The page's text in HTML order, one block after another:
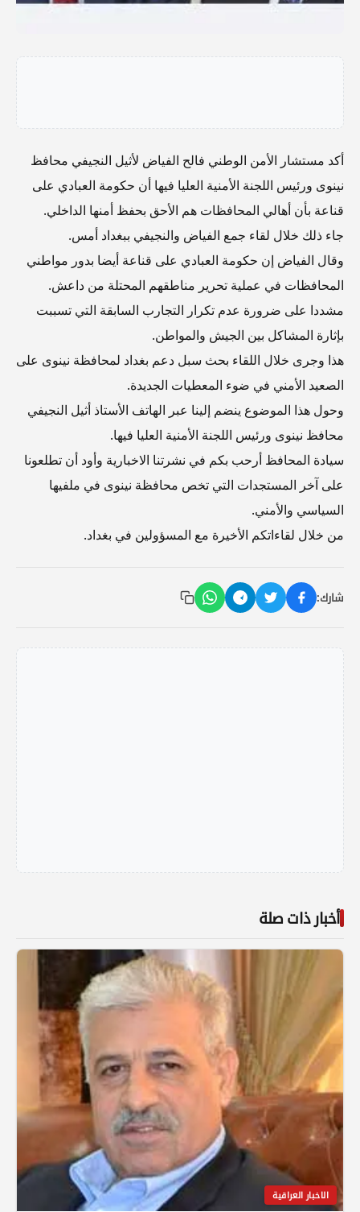
أكد مستشار الأمن الوطني فالح الفياض لأثيل النجيفي محافظ
نينوى ورئيس اللجنة الأمنية العليا فيها أن حكومة العبادي على
قناعة بأن أهالي المحافظات هم الأحق بحفظ أمنها الداخلي.
جاء ذلك خلال لقاء جمع الفياض والنجيفي ببغداد أمس.
وقال الفياض إن حكومة العبادي على قناعة أيضا بدور مواطني
المحافظات في عملية تحرير مناطقهم المحتلة من داعش.
مشددا على ضرورة عدم تكرار التجارب السابقة التي تسببت
بإثارة المشاكل بين الجيش والمواطن.
هذا وجرى خلال اللقاء بحث سبل دعم بغداد لمحافظة نينوى على
الصعيد الأمني في ضوء المعطيات الجديدة.
وحول هذا الموضوع ينضم إلينا عبر الهاتف الأستاذ أثيل النجيفي
محافظ نينوى ورئيس اللجنة الأمنية العليا فيها.
سيادة المحافظ أرحب بكم في نشرتنا الاخبارية وأود أن تطلعونا
على آخر المستجدات التي تخص محافظة نينوى في ملفيها
السياسي والأمني.
من خلال لقاءاتكم الأخيرة مع المسؤولين في بغداد.
شارك:
أخبار ذات صلة
الاخبار العراقية